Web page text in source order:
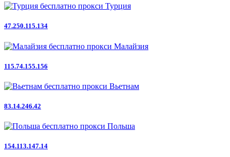
Турция
47.250.115.134
Малайзия
115.74.155.156
Вьетнам
83.14.246.42
Польша
154.113.147.14